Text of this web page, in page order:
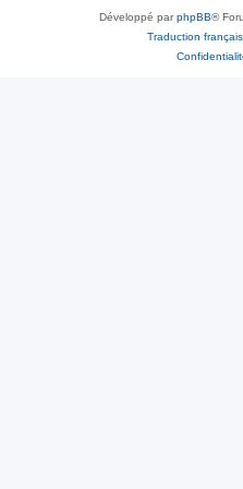
Développé parphpBB®
Traduction